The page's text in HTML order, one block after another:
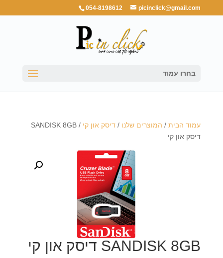
054-8198612 picinclick@gmail.com
בחרו עמוד
עמוד הבית/ המוצרים שלנו / דיסק און קי
/ SANDISK 8GB
דיסק און קי
SANDISK 8GB דיסק און קי